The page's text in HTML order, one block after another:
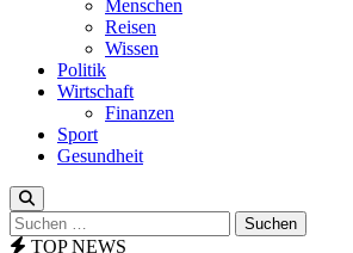
Menschen
Reisen
Wissen
Politik
Wirtschaft
Finanzen
Sport
Gesundheit
Suchen
nach:TOP NEWS